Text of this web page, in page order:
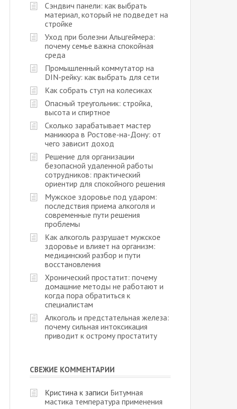
Сэндвич панели: как выбрать
материал, который не подведет на
стройке
Уход при болезни Альцгеймера:
почему семье важна спокойная
среда
Промышленный коммутатор на
DIN-рейку: как выбрать для сети
Как собрать стул на колесиках
Опасный треугольник: стройка,
высота и спиртное
Сколько зарабатывает мастер
маникюра в Ростове-на-Дону: от
чего зависит доход
Решение для организации
безопасной удаленной работы
сотрудников: практический
ориентир для спокойного решения
Мужское здоровье под ударом:
последствия приема алкоголя и
современные пути решения
проблемы
Как алкоголь разрушает мужское
здоровье и влияет на организм:
медицинский разбор и пути
восстановления
Хронический простатит: почему
домашние методы не работают и
когда пора обратиться к
специалистам
Алкоголь и предстательная железа:
почему сильная интоксикация
приводит к острому простатиту
СВЕЖИЕ КОММЕНТАРИИ
Кристина к записи Битумная
мастика температура применения